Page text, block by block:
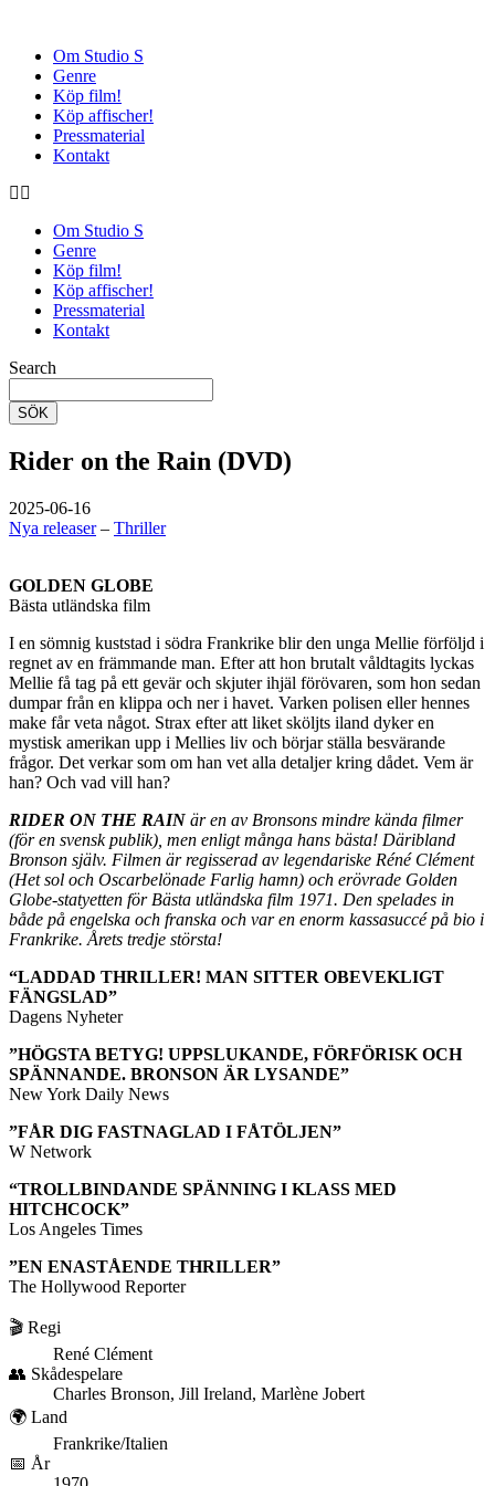
Om Studio S
Genre
Köp film!
Köp affischer!
Pressmaterial
Kontakt
Om Studio S
Genre
Köp film!
Köp affischer!
Pressmaterial
Kontakt
Search
SÖK
Rider on the Rain (DVD)
2025-06-16
Nya releaser– Thriller
GOLDEN GLOBE
Bästa utländska film
I en sömnig kuststad i södra Frankrike blir den unga Mellie förföljd i
regnet av en främmande man. Efter att hon brutalt våldtagits lyckas
Mellie få tag på ett gevär och skjuter ihjäl förövaren, som hon sedan
dumpar från en klippa och ner i havet. Varken polisen eller hennes
make får veta något. Strax efter att liket sköljts iland dyker en
mystisk amerikan upp i Mellies liv och börjar ställa besvärande
frågor. Det verkar som om han vet alla detaljer kring dådet. Vem är
han? Och vad vill han?
RIDER ON THE RAIN är en av Bronsons mindre kända filmer
(för en svensk publik), men enligt många hans bästa! Däribland
Bronson själv. Filmen är regisserad av legendariske Réné Clément
(Het sol och Oscarbelönade Farlig hamn) och erövrade Golden
Globe-statyetten för Bästa utländska film 1971. Den spelades in
både på engelska och franska och var en enorm kassasuccé på bio i
Frankrike. Årets tredje största!
“LADDAD THRILLER! MAN SITTER OBEVEKLIGT
FÄNGSLAD”
Dagens Nyheter
”HÖGSTA BETYG! UPPSLUKANDE, FÖRFÖRISK OCH
SPÄNNANDE. BRONSON ÄR LYSANDE”
New York Daily News
”FÅR DIG FASTNAGLAD I FÅTÖLJEN”
W Network
“TROLLBINDANDE SPÄNNING I KLASS MED
HITCHCOCK”
Los Angeles Times
”EN ENASTÅENDE THRILLER”
The Hollywood Reporter
🎬 Regi
René Clément
👥 Skådespelare
Charles Bronson, Jill Ireland, Marlène Jobert
🌍 Land
Frankrike/Italien
📅 År